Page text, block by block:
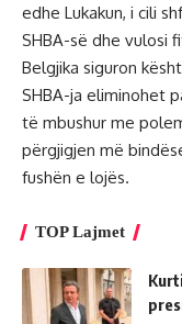
edhe Lukakun, i cili
SHBA-së dhe vulosi
Belgjika siguron
SHBA-ja eliminohet
të mbushur me
përgjigjen më
fushën e lojës.
TOP Lajmet